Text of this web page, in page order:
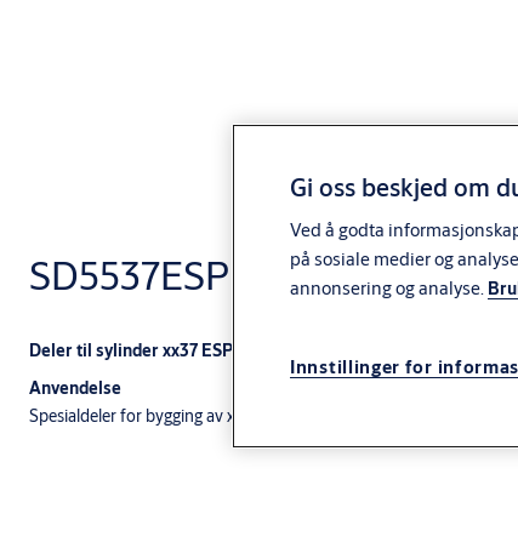
SD5537ESPR deler
Deler til sylinder xx37 ESP R
Anvendelse
Spesialdeler for bygging av xx37ESPR sylindere: medbringer og
Gi oss beskjed om
Ved å godta
på sosiale medier og
annonsering og analyse.
Innstillinger for